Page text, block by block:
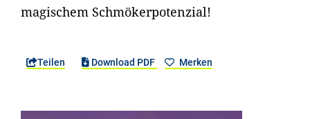
magischem Schmökerpotenzial!
Teilen Download PDF Merken